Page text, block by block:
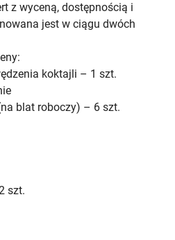
z wyceną, dostępnością i
jest w ciągu dwóch
koktajli – 1 szt.
blat roboczy) – 6 szt.
szt.